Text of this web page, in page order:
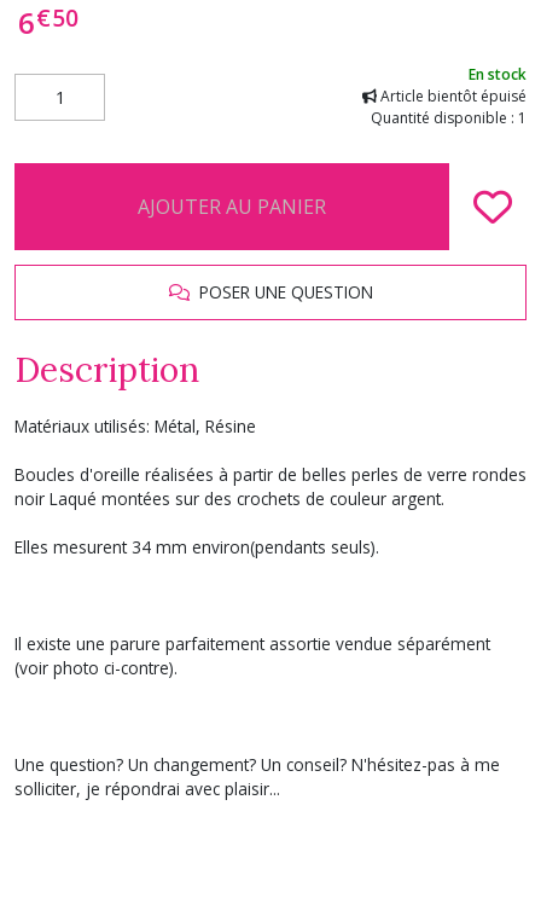
6€50
En stock
Article bientôt épuisé
Quantité disponible : 1
AJOUTER AU PANIER
POSER UNE QUESTION
Description
Matériaux utilisés: Métal, Résine
Boucles d'oreille réalisées à partir de belles perles de verre rondes
noir Laqué montées sur des crochets de couleur argent.
Elles mesurent 34 mm environ(pendants seuls).
Il existe une parure parfaitement assortie vendue séparément
(voir photo ci-contre).
Une question? Un changement? Un conseil? N'hésitez-pas à me
solliciter, je répondrai avec plaisir...